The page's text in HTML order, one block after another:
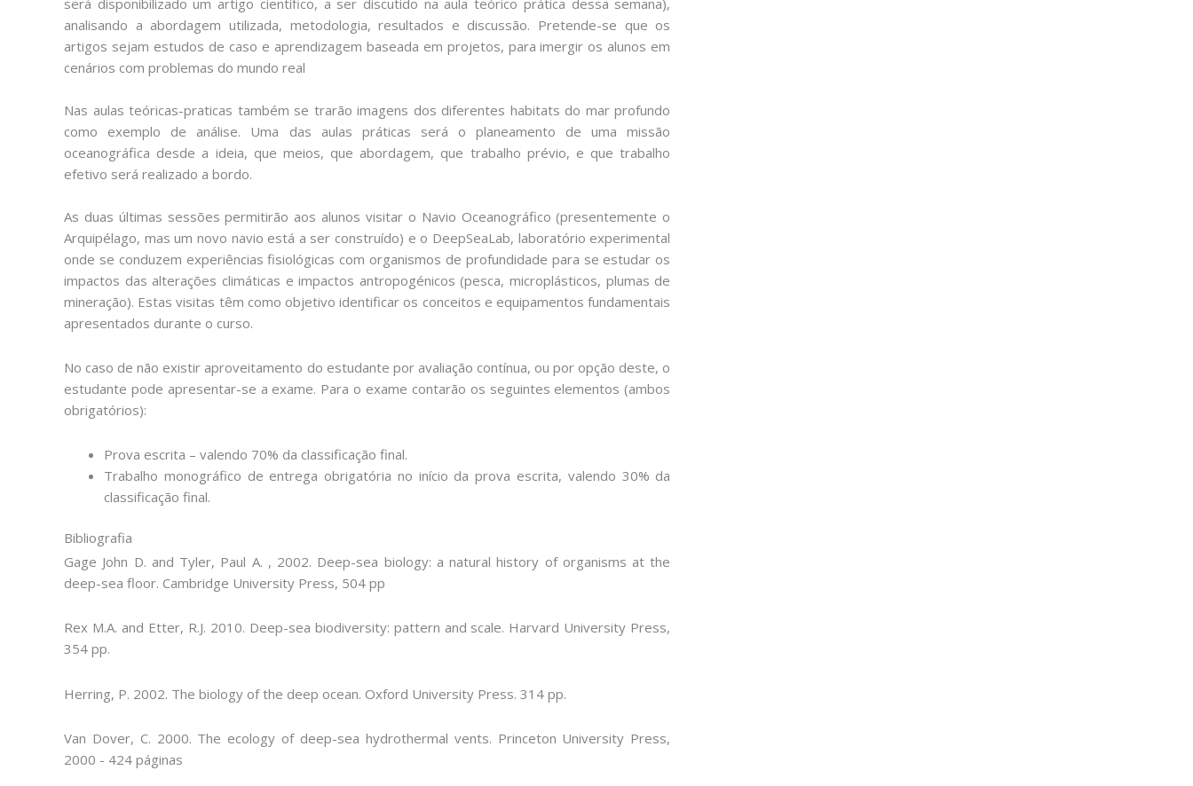
analisando a abordagem utilizada, metodologia, resultados e discussão. Pretende-se que os
artigos sejam estudos de caso e aprendizagem baseada em projetos, para imergir os alunos em
cenários com problemas do mundo real
Nas aulas teóricas-praticas também se trarão imagens dos diferentes habitats do mar profundo
como exemplo de análise. Uma das aulas práticas será o planeamento de uma missão
oceanográfica desde a ideia, que meios, que abordagem, que trabalho prévio, e que trabalho
efetivo será realizado a bordo.
As duas últimas sessões permitirão aos alunos visitar o Navio Oceanográfico (presentemente o
Arquipélago, mas um novo navio está a ser construído) e o DeepSeaLab, laboratório experimental
onde se conduzem experiências fisiológicas com organismos de profundidade para se estudar os
impactos das alterações climáticas e impactos antropogénicos (pesca, microplásticos, plumas de
mineração). Estas visitas têm como objetivo identificar os conceitos e equipamentos fundamentais
apresentados durante o curso.
No caso de não existir aproveitamento do estudante por avaliação contínua, ou por opção deste, o
estudante pode apresentar-se a exame. Para o exame contarão os seguintes elementos (ambos
obrigatórios):
Prova escrita – valendo 70% da classificação final.
Trabalho monográfico de entrega obrigatória no início da prova escrita, valendo 30% da
classificação final.
Bibliografia
Gage John D. and Tyler, Paul A. , 2002. Deep-sea biology: a natural history of organisms at the
deep-sea floor. Cambridge University Press, 504 pp
Rex M.A. and Etter, R.J. 2010. Deep-sea biodiversity: pattern and scale. Harvard University Press,
354 pp.
Herring, P. 2002. The biology of the deep ocean. Oxford University Press. 314 pp.
Van Dover, C. 2000. The ecology of deep-sea hydrothermal vents. Princeton University Press,
2000 - 424 páginas